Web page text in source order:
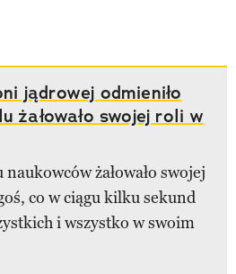
jądrowej odmieniło
żałowało swojej roli w
żałowało swojej
co w ciągu kilku sekund
i wszystko w swoim